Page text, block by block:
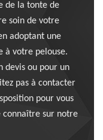
de la tonte de
soin de votre
adoptant une
à votre pelouse.
devis ou pour un
pas à contacter
pour vous
connaître sur notre